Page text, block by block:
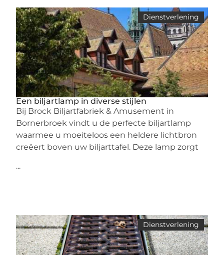
Dienstverlening
Een biljartlamp in diverse stijlen
Bij Brock Biljartfabriek & Amusement in
Bornerbroek vindt u de perfecte biljartlamp
waarmee u moeiteloos een heldere lichtbron
creëert boven uw biljarttafel. Deze lamp zorgt
...
Dienstverlening